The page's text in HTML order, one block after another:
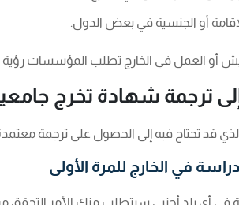
أو الجنسية في بعض الدول.
أو العمل في الخارج تطلب المؤسسات
ترجمة شهادة تخرج
قد تحتاج فيه إلى الحصول على ترجمة
في الخارج للمرة الأولى
في أي بلد أجنبي سيتطلب منك الأمر التحقق